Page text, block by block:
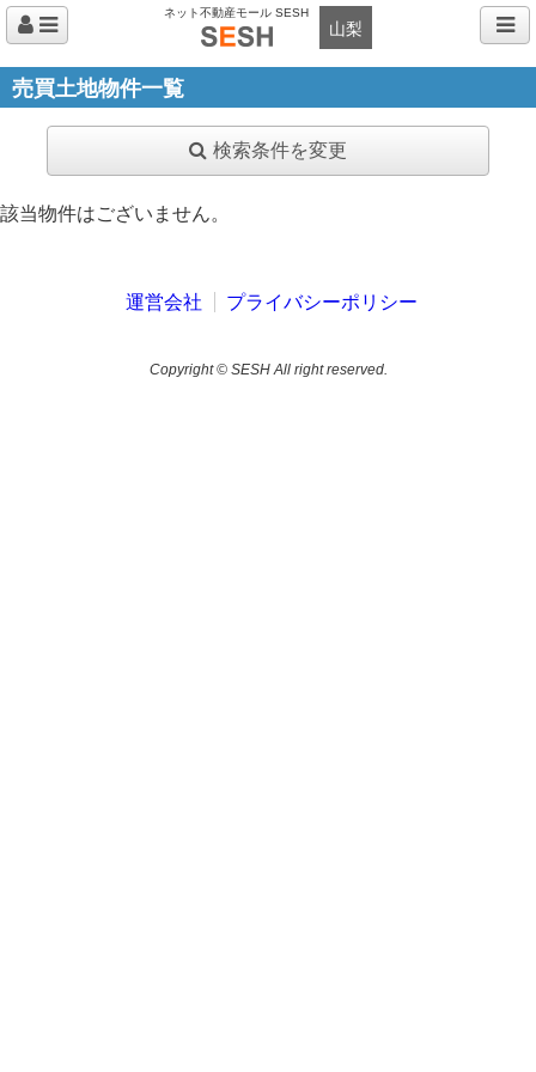
ネット不動産モール SESH
山梨
売買土地物件一覧
検索条件を変更
該当物件はございません。
運営会社 プライバシーポリシー
Copyright © SESH All right reserved.